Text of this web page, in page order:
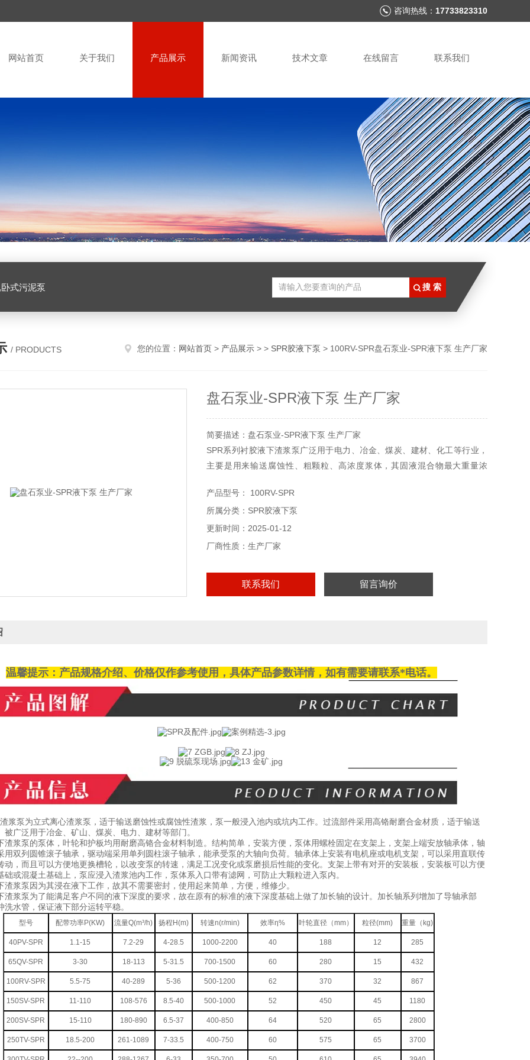
咨询热线： 17733823310
网站首页 关于我们 产品展示 新闻资讯 技术文章 在线留言 联系我们
式污泥泵
/ PRODUCTS 您的位置： 网站首页 > 产品展示 > > SPR胶液下泵 > 100RV-SPR盘石泵业-SPR液下泵 生产厂家
盘石泵业-SPR液下泵 生产厂家
简要描述：盘石泵业-SPR液下泵 生产厂家
SPR系列衬胶液下渣浆泵广泛用于电力、冶金、煤炭、建材、化工等行业，
主要是用来输送腐蚀性、粗颗粒、高浓度浆体，其固液混合物最大重量浓
封水。
产品型号： 100RV-SPR
所属分类：SPR胶液下泵
更新时间：2025-01-12
厂商性质：生产厂家
联系我们 留言询价
温馨提示：产品规格介绍、价格仅作参考使用，具体产品参数详情，如有需要请联系*电话。
泵为立式离心渣浆泵，适于输送磨蚀性或腐蚀性渣浆，泵一般浸入池内或坑内工作。过流部件采用高铬耐磨合金材质，适于输送
被广泛用于冶金、矿山、煤炭、电力、建材等部门。
泵的泵体，叶轮和护板均用耐磨高铬合金材料制造。结构简单，安装方便，泵体用螺栓固定在支架上，支架上端安放轴承体，轴
用双列圆锥滚子轴承，驱动端采用单列圆柱滚子轴承，能承受泵的大轴向负荷。轴承体上安装有电机座或电机支架，可以采用直联传
动，而且可以方便地更换槽轮，以改变泵的转速，满足工况变化或泵磨损后性能的变化。支架上带有对开的安装板，安装板可以方便
础或混凝土基础上，泵应浸入渣浆池内工作，泵体系入口带有滤网，可防止大颗粒进入泵内。
泵因为其浸在液下工作，故其不需要密封，使用起来简单，方便，维修少。
泵为了能满足客户不同的液下深度的要求，故在原有的标准的液下深度基础上做了加长轴的设计。加长轴系列增加了导轴承部
洗水管，保证液下部分运转平稳。
型号 配带功率P(KW) 流量Q(m³/h) 扬程H(m) 转速n(r/min) 效率η% 叶轮直径（mm） 粒径(mm) 重量（kg)
40PV-SPR 1.1-15 7.2-29 4-28.5 1000-2200 40 188 12 285
65QV-SPR 3-30 18-113 5-31.5 700-1500 60 280 15 432
100RV-SPR 5.5-75 40-289 5-36 500-1200 62 370 32 867
150SV-SPR 11-110 108-576 8.5-40 500-1000 52 450 45 1180
200SV-SPR 15-110 180-890 6.5-37 400-850 64 520 65 2800
250TV-SPR 18.5-200 261-1089 7-33.5 400-750 60 575 65 3700